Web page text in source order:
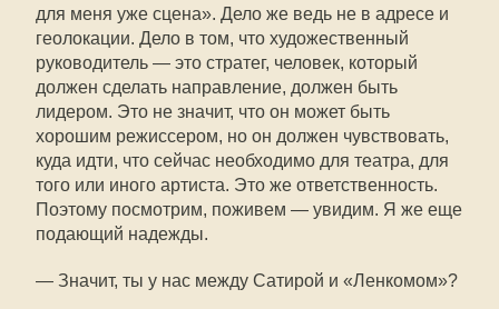
для меня уже сцена». Дело же ведь не в адресе и
геолокации. Дело в том, что художественный
руководитель — это стратег, человек, который
должен сделать направление, должен быть
лидером. Это не значит, что он может быть
хорошим режиссером, но он должен чувствовать,
куда идти, что сейчас необходимо для театра, для
того или иного артиста. Это же ответственность.
Поэтому посмотрим, поживем — увидим. Я же еще
подающий надежды.
— Значит, ты у нас между Сатирой и «Ленкомом»?